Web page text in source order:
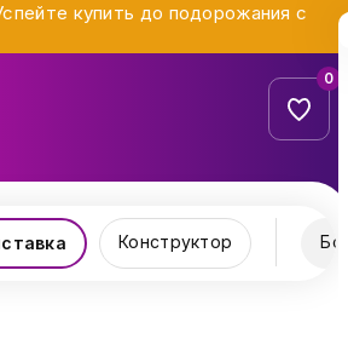
купить до подорожания с
0
Конструктор